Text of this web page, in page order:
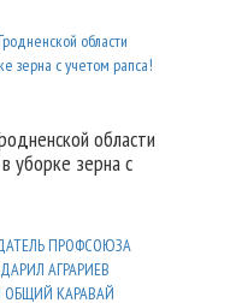
области
уборке зерна с